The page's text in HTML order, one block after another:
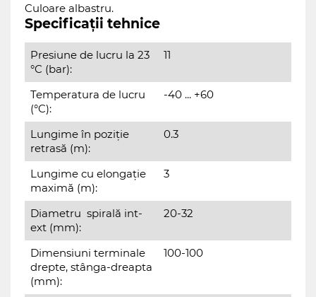
Culoare albastru.
Specificații tehnice
Presiune de lucru la 23
°C (bar):
11
Temperatura de lucru
(°C):
-40 ... +60
Lungime în poziție
retrasă (m):
0.3
Lungime cu elongație
maximă (m):
3
Diametru spirală int-
ext (mm):
20-32
Dimensiuni terminale
drepte, stânga-dreapta
(mm):
100-100